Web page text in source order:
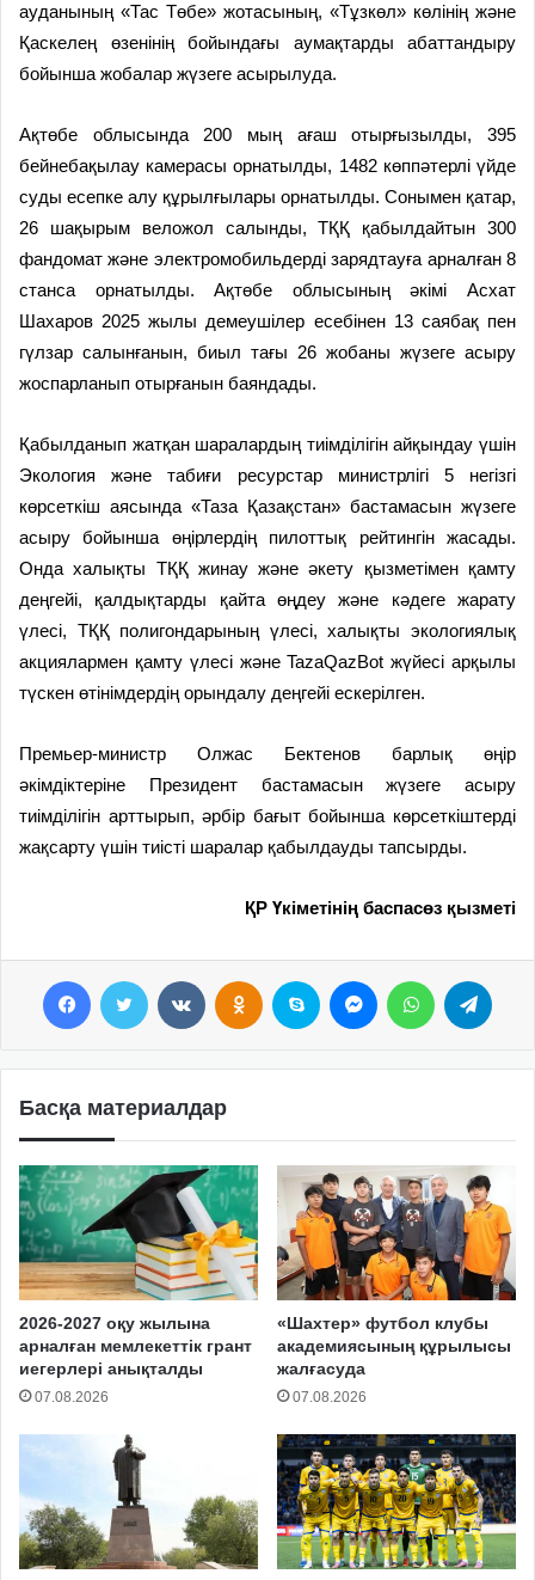
ауданының «Тас Төбе» жотасының, «Тұзкөл» көлінің және
Қаскелең өзенінің бойындағы аумақтарды абаттандыру
бойынша жобалар жүзеге асырылуда.
Ақтөбе облысында 200 мың ағаш отырғызылды, 395
бейнебақылау камерасы орнатылды, 1482 көппәтерлі үйде
суды есепке алу құрылғылары орнатылды. Сонымен қатар,
26 шақырым веложол салынды, ТҚҚ қабылдайтын 300
фандомат және электромобильдерді зарядтауға арналған 8
станса орнатылды. Ақтөбе облысының әкімі Асхат
Шахаров 2025 жылы демеушілер есебінен 13 саябақ пен
гүлзар салынғанын, биыл тағы 26 жобаны жүзеге асыру
жоспарланып отырғанын баяндады.
Қабылданып жатқан шаралардың тиімділігін айқындау үшін
Экология және табиғи ресурстар министрлігі 5 негізгі
көрсеткіш аясында «Таза Қазақстан» бастамасын жүзеге
асыру бойынша өңірлердің пилоттық рейтингін жасады.
Онда халықты ТҚҚ жинау және әкету қызметімен қамту
деңгейі, қалдықтарды қайта өңдеу және кәдеге жарату
үлесі, ТҚҚ полигондарының үлесі, халықты экологиялық
акциялармен қамту үлесі және TazaQazBot жүйесі арқылы
түскен өтінімдердің орындалу деңгейі ескерілген.
Премьер-министр Олжас Бектенов барлық өңір
әкімдіктеріне Президент бастамасын жүзеге асыру
тиімділігін арттырып, әрбір бағыт бойынша көрсеткіштерді
жақсарту үшін тиісті шаралар қабылдауды тапсырды.
ҚР Үкіметінің баспасөз қызметі
Басқа материалдар
2026-2027 оқу жылына
арналған мемлекеттік грант
иегерлері анықталды
07.08.2026
«Шахтер» футбол клубы
академиясының құрылысы
жалғасуда
07.08.2026